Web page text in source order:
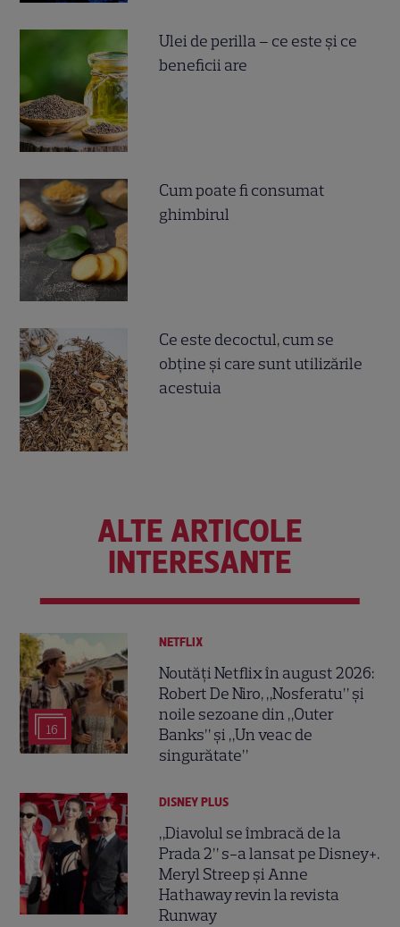
Ulei de perilla – ce este și ce
beneficii are
Cum poate fi consumat
ghimbirul
Ce este decoctul, cum se
obţine şi care sunt utilizările
acestuia
ALTE ARTICOLE
INTERESANTE
16
NETFLIX
Noutăți Netflix în august 2026:
Robert De Niro, „Nosferatu” și
noile sezoane din „Outer
Banks” și „Un veac de
singurătate”
DISNEY PLUS
„Diavolul se îmbracă de la
Prada 2” s-a lansat pe Disney+.
Meryl Streep și Anne
Hathaway revin la revista
Runway